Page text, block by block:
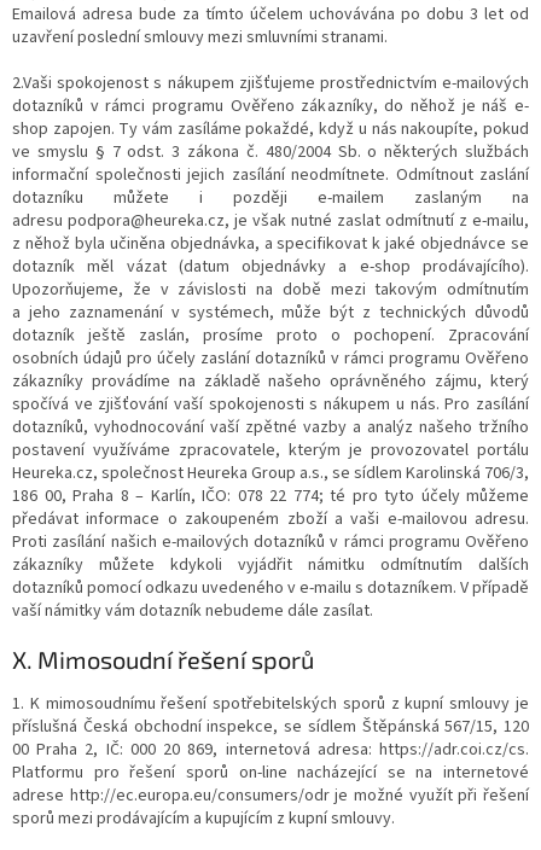
Emailová adresa bude za tímto účelem uchovávána po dobu 3 let od
uzavření poslední smlouvy mezi smluvními stranami.
2.Vaši spokojenost s nákupem zjišťujeme prostřednictvím e-mailových
dotazníků v rámci programu Ověřeno zákazníky, do něhož je náš e-
shop zapojen. Ty vám zasíláme pokaždé, když u nás nakoupíte, pokud
ve smyslu § 7 odst. 3 zákona č. 480/2004 Sb. o některých službách
informační společnosti jejich zasílání neodmítnete. Odmítnout zaslání
dotazníku můžete i později e-mailem zaslaným na
adresu podpora@heureka.cz, je však nutné zaslat odmítnutí z e-mailu,
z něhož byla učiněna objednávka, a specifikovat k jaké objednávce se
dotazník měl vázat (datum objednávky a e-shop prodávajícího).
Upozorňujeme, že v závislosti na době mezi takovým odmítnutím
a jeho zaznamenání v systémech, může být z technických důvodů
dotazník ještě zaslán, prosíme proto o pochopení. Zpracování
osobních údajů pro účely zaslání dotazníků v rámci programu Ověřeno
zákazníky provádíme na základě našeho oprávněného zájmu, který
spočívá ve zjišťování vaší spokojenosti s nákupem u nás. Pro zasílání
dotazníků, vyhodnocování vaší zpětné vazby a analýz našeho tržního
postavení využíváme zpracovatele, kterým je provozovatel portálu
Heureka.cz, společnost Heureka Group a.s., se sídlem Karolinská 706/3,
186 00, Praha 8 – Karlín, IČO: 078 22 774; té pro tyto účely můžeme
předávat informace o zakoupeném zboží a vaši e-mailovou adresu.
Proti zasílání našich e-mailových dotazníků v rámci programu Ověřeno
zákazníky můžete kdykoli vyjádřit námitku odmítnutím dalších
dotazníků pomocí odkazu uvedeného v e-mailu s dotazníkem. V případě
vaší námitky vám dotazník nebudeme dále zasílat.
X. Mimosoudní řešení sporů
1. K mimosoudnímu řešení spotřebitelských sporů z kupní smlouvy je
příslušná Česká obchodní inspekce, se sídlem Štěpánská 567/15, 120
00 Praha 2, IČ: 000 20 869, internetová adresa: https://adr.coi.cz/cs.
Platformu pro řešení sporů on-line nacházející se na internetové
adrese http://ec.europa.eu/consumers/odr je možné využít při řešení
sporů mezi prodávajícím a kupujícím z kupní smlouvy.